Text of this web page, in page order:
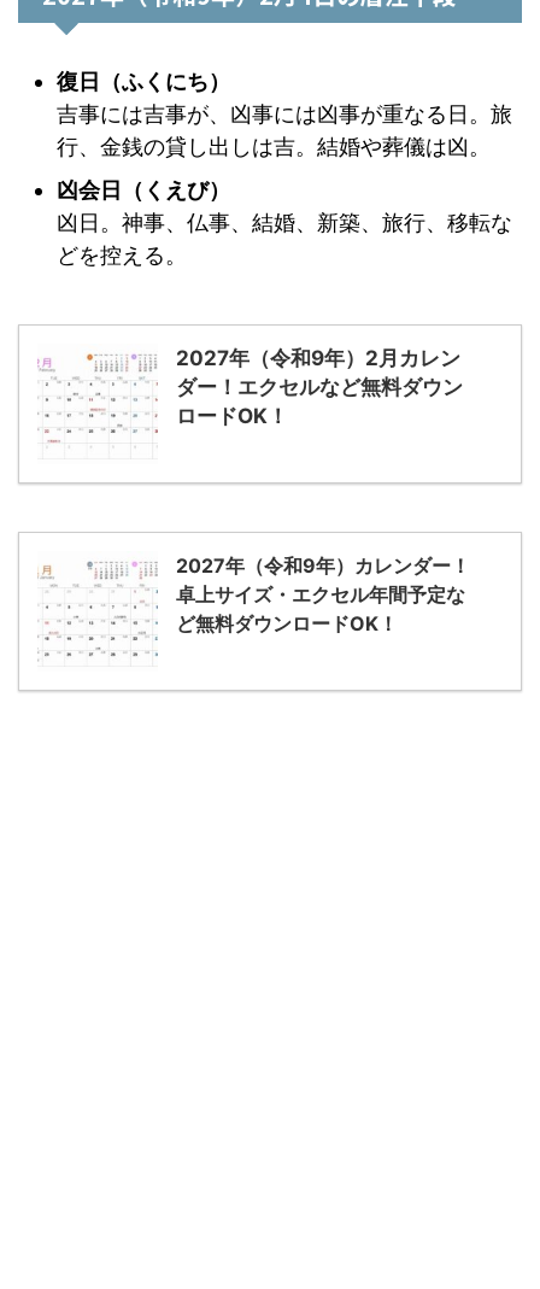
復日（ふくにち）
吉事には吉事が、凶事には凶事が重なる日。旅
行、金銭の貸し出しは吉。結婚や葬儀は凶。
凶会日（くえび）
凶日。神事、仏事、結婚、新築、旅行、移転な
どを控える。
2027年（令和9年）2月カレン
ダー！エクセルなど無料ダウン
ロードOK！
2027年（令和9年）カレンダー！
卓上サイズ・エクセル年間予定な
ど無料ダウンロードOK！